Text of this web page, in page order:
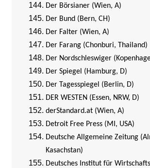
Der Börsianer (Wien, A)
Der Bund (Bern, CH)
Der Falter (Wien, A)
Der Farang (Chonburi, Thailand)
Der Nordschleswiger
Der Spiegel (Hamburg, D)
Der Tagesspiegel (Berlin, D)
DER WESTEN (Essen, NRW, D)
derStandard.at (Wien, A)
Detroit Free Press (MI, USA)
Deutsche Allgemeine Zeitung
Kasachstan)
Deutsches Institut für